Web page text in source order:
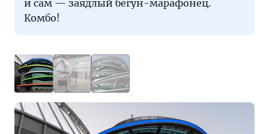
и сам — заядлый бегун-марафонец.
Комбо!